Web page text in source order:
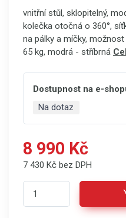
vnitřní stůl, sklopitelný,
kolečka otočná o 360°,
na pálky a míčky,
65 kg, modrá - stříbrná
Dostupnost na e-
Na dotaz
8 990 Kč
7 430 Kč bez DPH